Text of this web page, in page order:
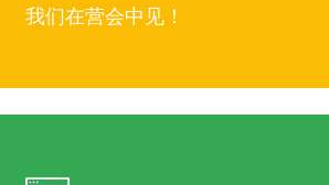
我们在营会中见！